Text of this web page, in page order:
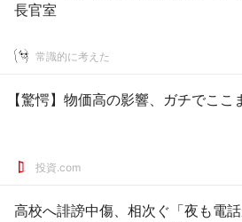
長官室
常識的に考えた
【驚愕】物価高の影響、ガチでここ
投資.com
高校へ誹謗中傷、相次ぐ「夜も電